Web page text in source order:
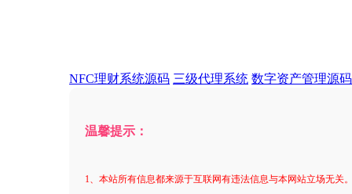
NFC理财系统源码 三级代理系统 数字资产管理源码
温馨提示：
1、本站所有信息都来源于互联网有违法信息与本网站立场无关